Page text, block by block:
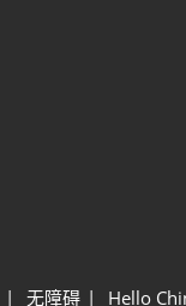
无障碍 Hello